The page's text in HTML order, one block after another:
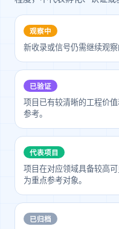
观察中
新收录或信号仍需继续观
已验证
项目已有较清晰的工程价
参考。
代表项目
项目在对应领域具备较高
为重点参考对象。
已归档